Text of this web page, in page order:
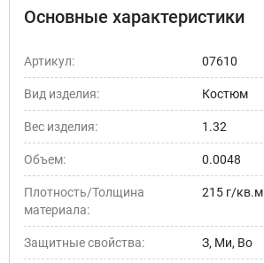
Основные характеристики
Артикул: 07610
Вид изделия: Костюм
Вес изделия: 1.32
Объем: 0.0048
Плотность/Толщина
материала:
215 г/кв.м
Защитные свойства: З, Ми, Во